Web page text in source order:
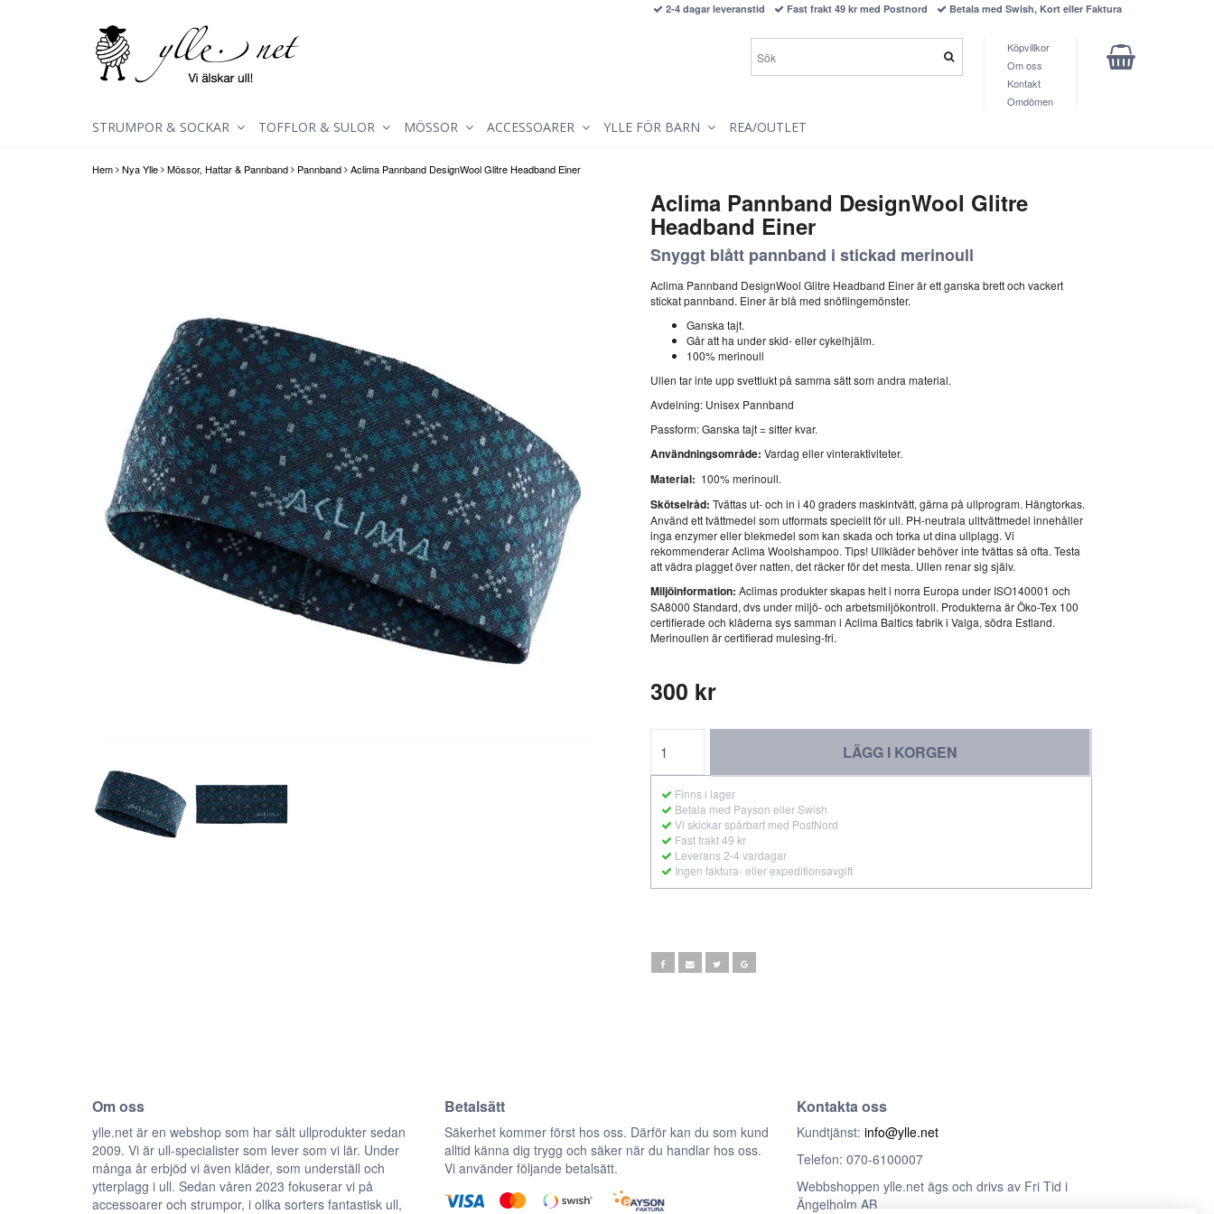
Hem Nya Ylle Mössor, Hattar & Pannband Pannband Aclima Pannband DesignWool Glitre Headband Einer
Aclima Pannband DesignWool Glitre
Headband Einer
Snyggt blått pannband i stickad merinoull
Aclima Pannband DesignWool Glitre Headband Einer är ett ganska brett och vackert
stickat pannband. Einer är blå med snöflingemönster.
Ganska tajt.
Går att ha under skid- eller cykelhjälm.
100% merinoull
Ullen tar inte upp svettlukt på samma sätt som andra material.
Avdelning: Unisex Pannband
Passform: Ganska tajt = sitter kvar.
Användningsområde: Vardag eller vinteraktiviteter.
Material: 100% merinoull.
Skötselråd: Tvättas ut- och in i 40 graders maskintvätt, gärna på ullprogram. Hängtorkas.
Använd ett tvättmedel som utformats speciellt för ull. PH-neutrala ulltvättmedel innehåller
inga enzymer eller blekmedel som kan skada och torka ut dina ullplagg. Vi
rekommenderar Aclima Woolshampoo. Tips! Ullkläder behöver inte tvättas så ofta. Testa
att vädra plagget över natten, det räcker för det mesta. Ullen renar sig själv.
Miljöinformation: Aclimas produkter skapas helt i norra Europa under ISO140001 och
SA8000 Standard, dvs under miljö- och arbetsmiljökontroll. Produkterna är Öko-Tex 100
certifierade och kläderna sys samman i Aclima Baltics fabrik i Valga, södra Estland.
Merinoullen är certifierad mulesing-fri.
300 kr
LÄGG I KORGEN
Finns i lager
Betala med Payson eller Swish
Vi skickar spårbart med PostNord
Fast frakt 49 kr
Leverans 2-4 vardagar
Ingen faktura- eller expeditionsavgift
Om oss
ylle.net är en webshop som har sålt ullprodukter sedan
2009. Vi är ull-specialister som lever som vi lär. Under
många år erbjöd vi även kläder, som underställ och
ytterplagg i ull. Sedan våren 2023 fokuserar vi på
accessoarer och strumpor, i olika sorters fantastisk ull,
Betalsätt
Säkerhet kommer först hos oss. Därför kan du som kund
alltid känna dig trygg och säker när du handlar hos oss.
Vi använder följande betalsätt.
Kontakta oss
Kundtjänst: info@ylle.net
Telefon: 070-6100007
Webbshoppen ylle.net ägs och drivs av Fri Tid i
Ängelholm AB
2-4 dagar leveranstid Fast frakt 49 kr med Postnord Betala med Swish, Kort eller Faktura
Köpvillkor
Om oss
Kontakt
Omdömen
STRUMPOR & SOCKAR TOFFLOR & SULOR MÖSSOR ACCESSOARER YLLE FÖR BARN REA/OUTLET